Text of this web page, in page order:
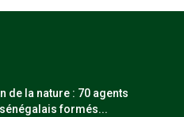
de la nature : 70 agents
formés...